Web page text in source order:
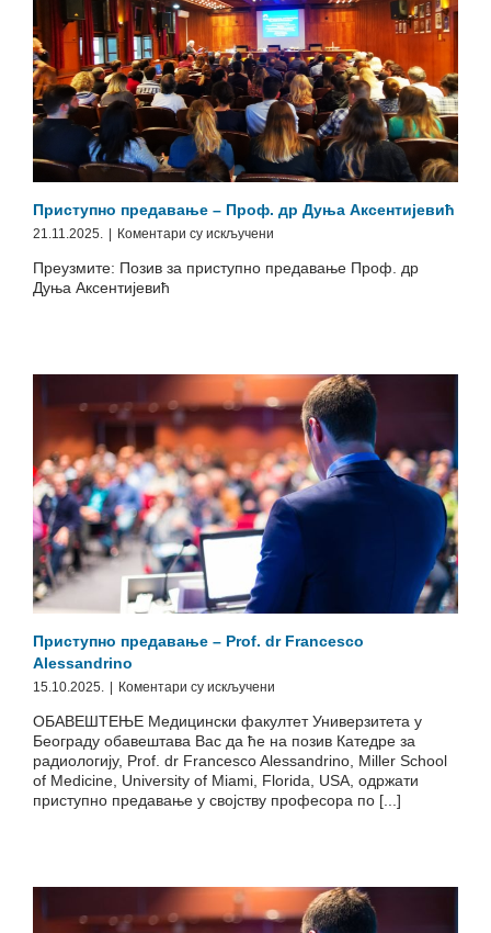
Приступно предавање – Проф. др Дуња Аксентијевић
21.11.2025. Коментари су искључени
предавање
Аксентијевић
Преузмите: Позив за приступно предавање Проф. др
Дуња Аксентијевић
Приступно предавање – Prof. dr Francesco
Alessandrino
15.10.2025. Коментари су искључени
предавање
–
Prof.
dr
Francesco
ОБАВЕШТЕЊЕ Медицински факултет Универзитета у
Београду обавештава Вас да ће на позив Катедре за
радиологију, Prof. dr Francesco Alessandrino, Miller School
of Medicine, University of Miami, Florida, USA, одржати
приступно предавање у својству професора по [...]